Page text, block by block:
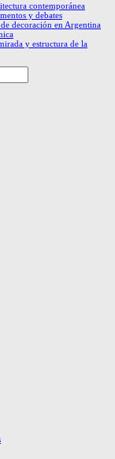
contemporánea
y debates
decoración en Argentina
y estructura de la